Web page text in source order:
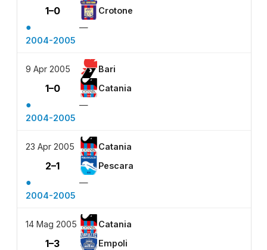
1–0 Crotone
●
—
2004-2005
9 Apr 2005 Bari
1–0 Catania
●
—
2004-2005
23 Apr 2005 Catania
2–1 Pescara
●
—
2004-2005
14 Mag 2005 Catania
1–3 Empoli